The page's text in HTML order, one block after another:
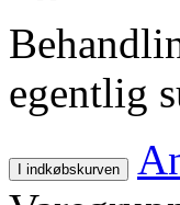
egentlig
I indkøbskurven